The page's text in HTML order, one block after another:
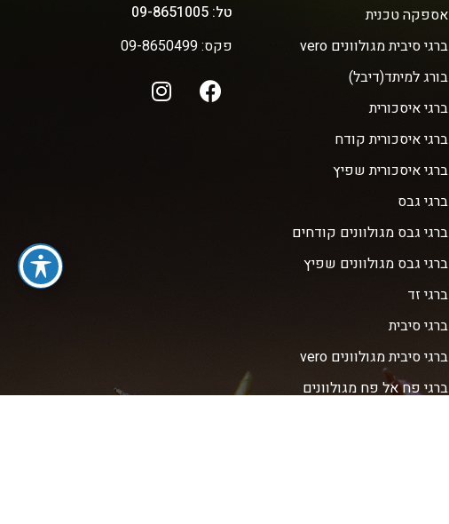
אספקה טכנית
ברגי סיבית מגולוונים vero
בורג למיתד(דיבל)
ברגי איסכורית
ברגי איסכורית קודח
ברגי איסכורית שפיץ
ברגי גבס
ברגי גבס מגולוונים קודחים
ברגי גבס מגולוונים שפיץ
ברגי זד
ברגי סיבית
ברגי סיבית מגולוונים vero
ברגי פח אל פח מגולוונים
טל: 09-8651005
פקס: 09-8650499